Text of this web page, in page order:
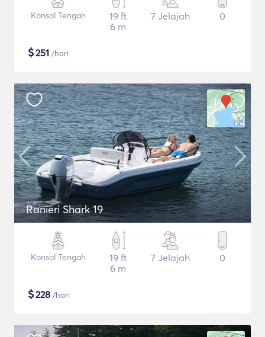
Konsol Tengah
19 ft
6 m
7 Jelajah 0
$251 /hari
Ranieri Shark 19
Konsol Tengah
19 ft
6 m
7 Jelajah 0
$228 /hari